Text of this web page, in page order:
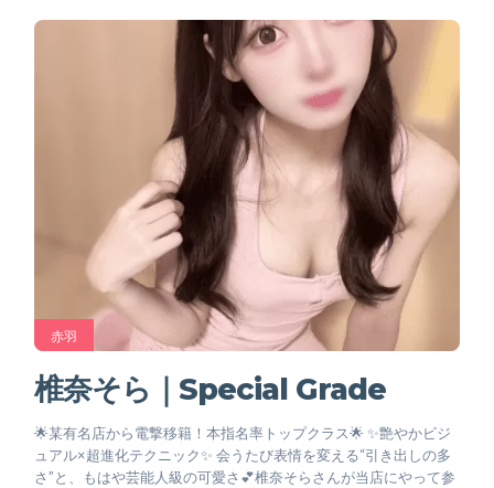
赤羽
椎奈そら｜Special Grade
🌟某有名店から電撃移籍！本指名率トップクラス🌟 ✨艶やかビジ
ュアル×超進化テクニック✨ 会うたび表情を変える“引き出しの多
さ”と、もはや芸能人級の可愛さ💕椎奈そらさんが当店にやって参